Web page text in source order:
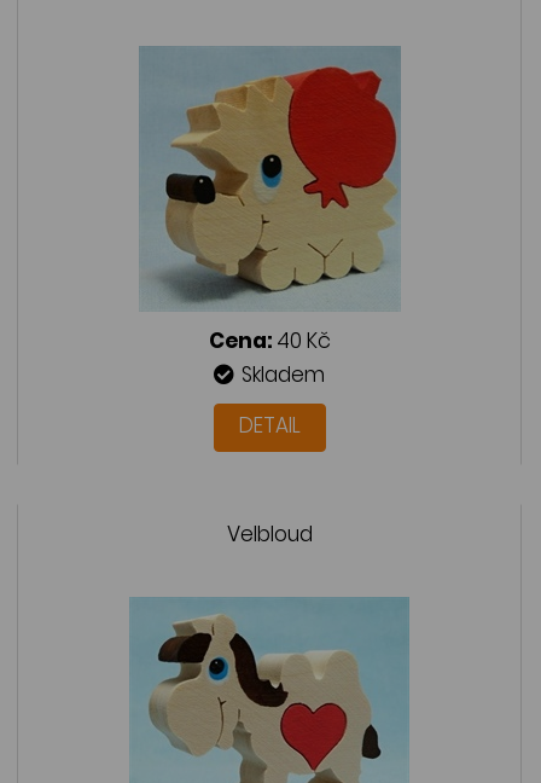
Cena: 40 Kč
Skladem
DETAIL
Velbloud